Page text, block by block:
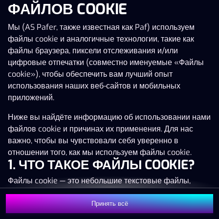
Нажми в любое место!
MEGA 1 381 128 €
MAJOR 30 847 €
MINOR 1 557 €Присоединиться
ФАЙЛОВ COOKIE
Мы (AS Pafer, также известная как Paf) используем
файлы cookie и аналогичные технологии, такие как
файлы браузера, пиксели отслеживания и/или
цифровые отпечатки (совместно именуемые «Файлы
cookie»), чтобы обеспечить вам лучший опыт
использования наших веб-сайтов и мобильных
приложений.
Ниже вы найдёте информацию об использовании нами
файлов cookie и причинах их применения. Для нас
важно, чтобы вы чувствовали себя уверенно в
отношении того, как мы используем файлы cookie.
1. ЧТО ТАКОЕ ФАЙЛЫ COOKIE?
Файлы cookie — это небольшие текстовые файлы,
которые сохраняются на вашем устройстве (например,
на компьютере, мобильном телефоне или планшете)
при посещении наших веб-сайтов. Размещение
Принять всё